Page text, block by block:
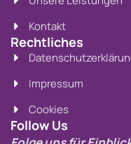
Kontakt
Rechtliches
Impressum
Cookies
Follow Us